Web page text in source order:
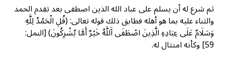
ثم شرع له أن يسلم على عباد الله الذين اصطفى بعد تقدم الحمد
والثناء عليه بما هو أهله فطابق ذلك قوله تعالى: (قُلِ الْحَمْدُ لِلَّهِ
وَسَلَامٌ عَلَى عِبَادِهِ الَّذِينَ اصْطَفَى آَللَّهُ خَيْرٌ أَمَّا يُشْرِكُونَ) [النمل:
59] وكأنه امتثال له.